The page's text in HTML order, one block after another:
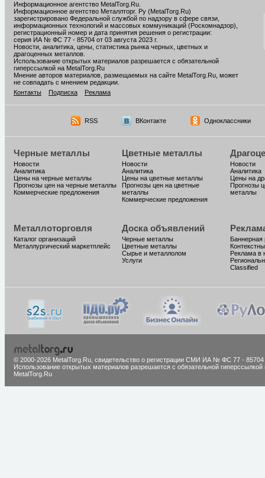
Информационное агентство MetalTorg.Ru
Информационное агентство Металлторг. Ру (MetalTorg.Ru)
зарегистрировано Федеральной службой по надзору в сфере связи,
информационных технологий и массовых коммуникаций (Роскомнадзор),
регистрационный номер и дата принятия решения о регистрации:
серия ИА № ФС 77 - 85704 от 03 августа 2023 г.
Новости, аналитика, цены, статистика рынка черных, цветных и
драгоценных металлов.
Использование открытых материалов разрешается с обязательной
гиперссылкой на MetalTorg.Ru
Мнение авторов материалов, размещаемых на сайте MetalTorg.Ru, может
не совпадать с мнением редакции.
Контакты
Подписка Реклама
RSS ВКонтакте Одноклассники
Черные металлы
Новости
Аналитика
Цены на черные металлы
Прогнозы цен на черные металлы
Коммерческие предложения
Цветные металлы
Новости
Аналитика
Цены на цветные металлы
Прогнозы цен на цветные
металлы
Коммерческие предложения
Новости
Аналитика
Цены на
Прогнозы
металлы
Металлоторговля
Каталог организаций
Металлургический маркетплейс
Доска объявлений
Черные металлы
Цветные металлы
Сырье и металлолом
Услуги
Баннерная
Реклама в
Classified
© 2000-2026 MetalTorg.Ru, cвидетельство о регистрации СМИ ИА № ФС 77 - 85704
Использование открытых материалов разрешается с обязательной гиперссылкой
MetalTorg.Ru